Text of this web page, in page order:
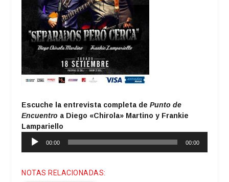
Escuche la entrevista completa dePunto de
Encuentro a Diego «Chirola» Martino y Frankie
Lampariello
Reproductor
00:00 00:00
NOTAS RELACIONADAS: